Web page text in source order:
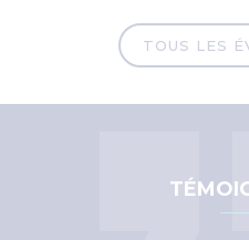
TOUS LES